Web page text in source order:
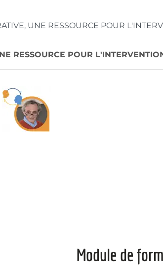
UNE RESSOURCE POUR
RESSOURCE POUR
Module de